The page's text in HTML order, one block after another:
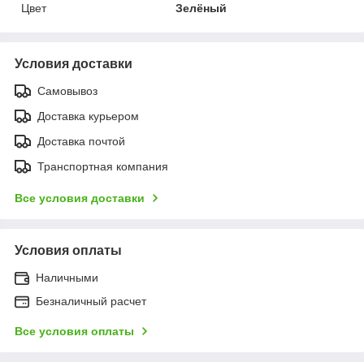
Цвет
Зелёный
Условия доставки
Самовывоз
Доставка курьером
Доставка почтой
Транспортная компания
Все условия доставки
Условия оплаты
Наличными
Безналичный расчет
Все условия оплаты